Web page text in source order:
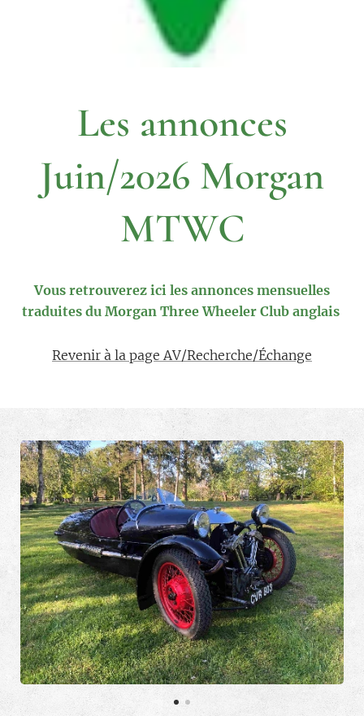
Les annonces
Juin/2026 Morgan
MTWC
Vous retrouverez ici les annonces mensuelles
traduites du Morgan Three Wheeler Club anglais
Revenir à la page AV/Recherche/Échange